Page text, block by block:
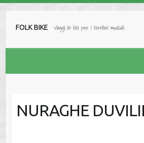
FOLK BIKE Viaggi in bici per i territori musicali
NURAGHE